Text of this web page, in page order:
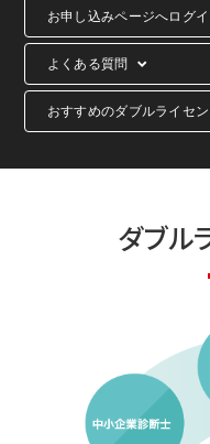
お申し込みページへログ
よくある質問 down
おすすめのダブルライセン
ダブル